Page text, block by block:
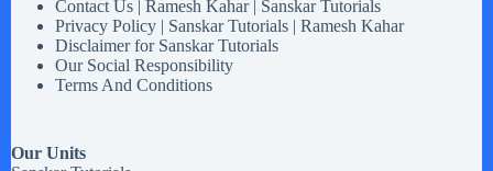
Contact Us | Ramesh Kahar | Sanskar Tutorials
Privacy Policy | Sanskar Tutorials | Ramesh Kahar
Disclaimer for Sanskar Tutorials
Our Social Responsibility
Terms And Conditions
Our Units